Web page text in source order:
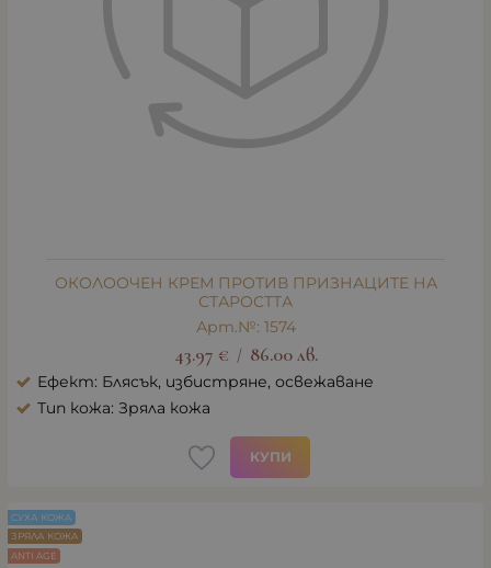
ОКОЛООЧЕН КРЕМ ПРОТИВ ПРИЗНАЦИТЕ НА
СТАРОСТТА
Арт.№: 1574
43.97 € / 86.00 лв.
Ефект: Блясък, избистряне, освежаване
Тип кожа: Зряла кожа
КУПИ
СУХА КОЖА
ЗРЯЛА КОЖА
ANTI AGE